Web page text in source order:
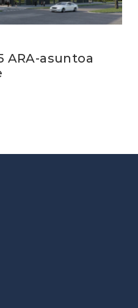
ARA-asuntoa